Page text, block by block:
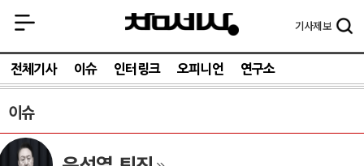
기사제보
전체기사 이슈 인터링크 오피니언 연구소
이슈